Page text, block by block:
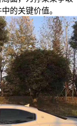
的关键价值。